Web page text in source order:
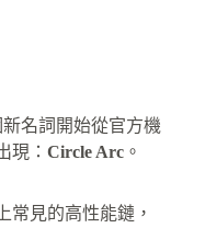
名詞開始從官方機
現： Circle Arc 。
常見的高性能鏈，